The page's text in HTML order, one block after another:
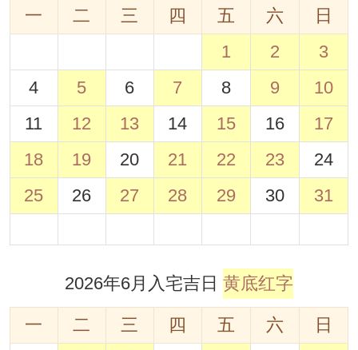
一 二 三 四 五 六
日
1
2
3
4
5 6 7 8 9
10
11
12 13 14 15 16
17
18
19 20 21 22 23
24
25
26 27 28 29 30 31
2026年6月入宅吉日 黄底红字
一 二 三 四 五 六
日